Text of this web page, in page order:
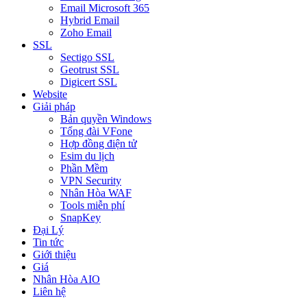
Email Microsoft 365
Hybrid Email
Zoho Email
SSL
Sectigo SSL
Geotrust SSL
Digicert SSL
Website
Giải pháp
Bản quyền Windows
Tổng đài VFone
Hợp đồng điện tử
Esim du lịch
Phần Mềm
VPN Security
Nhân Hòa WAF
Tools miễn phí
SnapKey
Đại Lý
Tin tức
Giới thiệu
Giá
Nhân Hòa AIO
Liên hệ